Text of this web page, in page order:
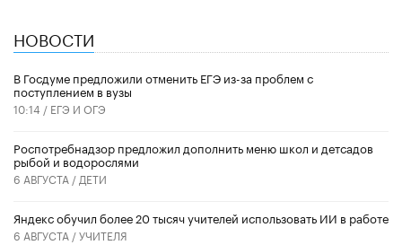
НОВОСТИ
В Госдуме предложили отменить ЕГЭ из-за проблем с
поступлением в вузы
10:14 / ЕГЭ И ОГЭ
Роспотребнадзор предложил дополнить меню школ и детсадов
рыбой и водорослями
6 АВГУСТА / ДЕТИ
​Яндекс обучил более 20 тысяч учителей использовать ИИ в работе
6 АВГУСТА /УЧИТЕЛЯ